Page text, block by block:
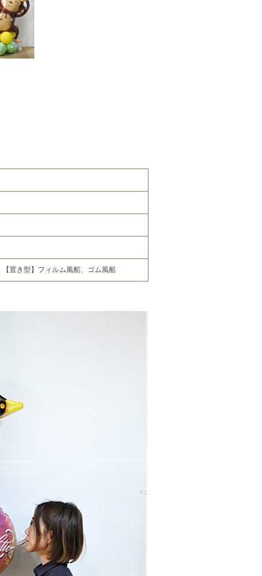
置き型】フィルム風船、ゴム風船